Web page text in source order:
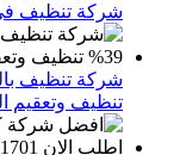
شركة تنظيف
تنظيف وتعقيم